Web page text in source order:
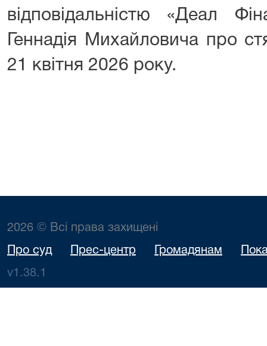
відповідальністю «Деал
Геннадія Михайловича про
21 квітня 2026 року.
2026 © Всі права захищені
Про суд Прес-центр Громадянам
v1.38.1